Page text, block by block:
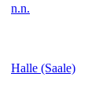
n.n.
Halle (Saale)